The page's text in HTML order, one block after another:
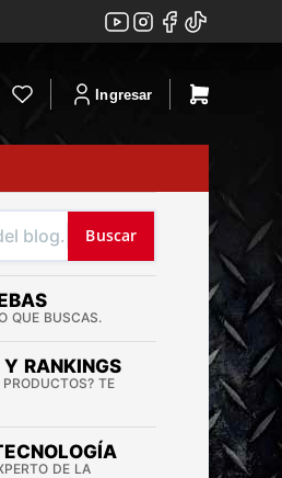
Ingresar
Buscar
QUE BUSCAS.
RANKINGS
TE
DE LA